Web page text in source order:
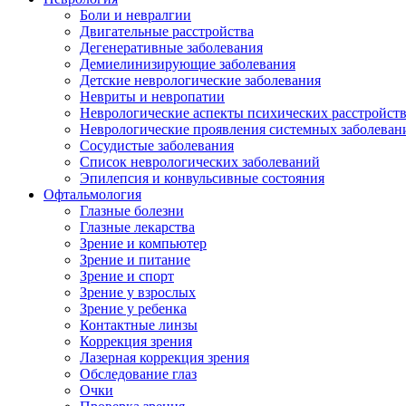
Боли и невралгии
Двигательные расстройства
Дегенеративные заболевания
Демиелинизирующие заболевания
Детские неврологические заболевания
Невриты и невропатии
Неврологические аспекты психических расстройств
Неврологические проявления системных
Сосудистые заболевания
Список неврологических заболеваний
Эпилепсия и конвульсивные состояния
Офтальмология
Глазные болезни
Глазные лекарства
Зрение и компьютер
Зрение и питание
Зрение и спорт
Зрение у взрослых
Зрение у ребенка
Контактные линзы
Коррекция зрения
Лазерная коррекция зрения
Обследование глаз
Очки